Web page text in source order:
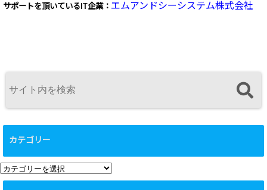
サポートを頂いている IT企業： エムアンドシーシステム株式会社
カテゴリー
カ
テ